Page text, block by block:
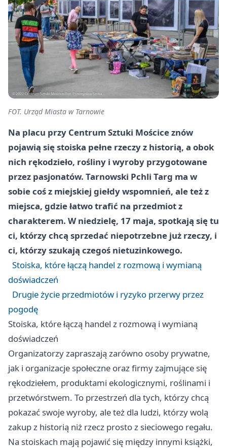
FOT. Urząd Miasta w Tarnowie
Na placu przy Centrum Sztuki Mościce znów
pojawią się stoiska pełne rzeczy z historią, a obok
nich rękodzieło, rośliny i wyroby przygotowane
przez pasjonatów. Tarnowski Pchli Targ ma w
sobie coś z miejskiej giełdy wspomnień, ale też z
miejsca, gdzie łatwo trafić na przedmiot z
charakterem. W niedzielę, 17 maja, spotkają się tu
ci, którzy chcą sprzedać niepotrzebne już rzeczy, i
ci, którzy szukają czegoś nietuzinkowego.
Stoiska, które łączą handel z rozmową i wymianą
doświadczeń
Drugie życie przedmiotów i ryzyko przerwy przez
pogodę
Stoiska, które łączą handel z rozmową i wymianą
doświadczeń
Organizatorzy zapraszają zarówno osoby prywatne,
jak i organizacje społeczne oraz firmy zajmujące się
rękodziełem, produktami ekologicznymi, roślinami i
przetwórstwem. To przestrzeń dla tych, którzy chcą
pokazać swoje wyroby, ale też dla ludzi, którzy wolą
zakup z historią niż rzecz prosto z sieciowego regału.
Na stoiskach mają pojawić się między innymi książki,